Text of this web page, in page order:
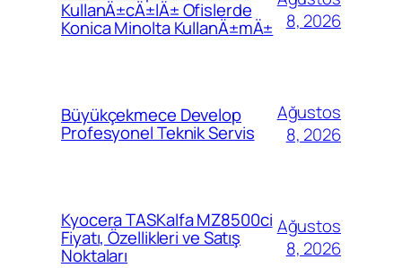
KullanÄ±cÄ±lÄ± Ofislerde
Konica Minolta KullanÄ±mÄ±
8, 2026
Büyükçekmece Develop
Profesyonel Teknik Servis
Ağustos
8, 2026
Kyocera TASKalfa MZ8500ci
Fiyatı, Özellikleri ve Satış
Noktaları
Ağustos
8, 2026